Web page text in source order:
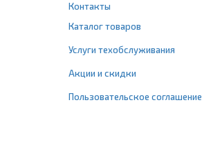
Контакты
Каталог товаров
Услуги техобслуживания
Акции и скидки
Пользовательское соглашение